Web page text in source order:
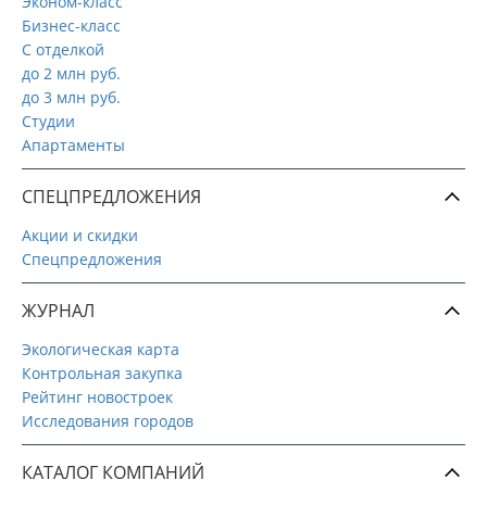
Бизнес-класс
С отделкой
до 2 млн руб.
до 3 млн руб.
Студии
Апартаменты
СПЕЦПРЕДЛОЖЕНИЯ
Акции и скидки
Спецпредложения
ЖУРНАЛ
Экологическая карта
Контрольная закупка
Рейтинг новостроек
Исследования городов
КАТАЛОГ КОМПАНИЙ